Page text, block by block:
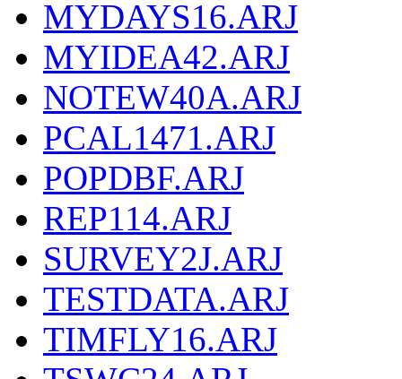
MYDAYS16.ARJ
MYIDEA42.ARJ
NOTEW40A.ARJ
PCAL1471.ARJ
POPDBF.ARJ
REP114.ARJ
SURVEY2J.ARJ
TESTDATA.ARJ
TIMFLY16.ARJ